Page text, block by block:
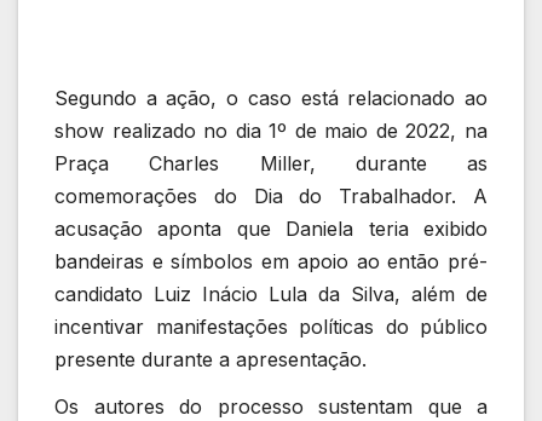
Segundo a ação, o caso está relacionado ao
show realizado no dia 1º de maio de 2022, na
Praça Charles Miller, durante as
comemorações do Dia do Trabalhador. A
acusação aponta que Daniela teria exibido
bandeiras e símbolos em apoio ao então pré-
candidato Luiz Inácio Lula da Silva, além de
incentivar manifestações políticas do público
presente durante a apresentação.
Os autores do processo sustentam que a